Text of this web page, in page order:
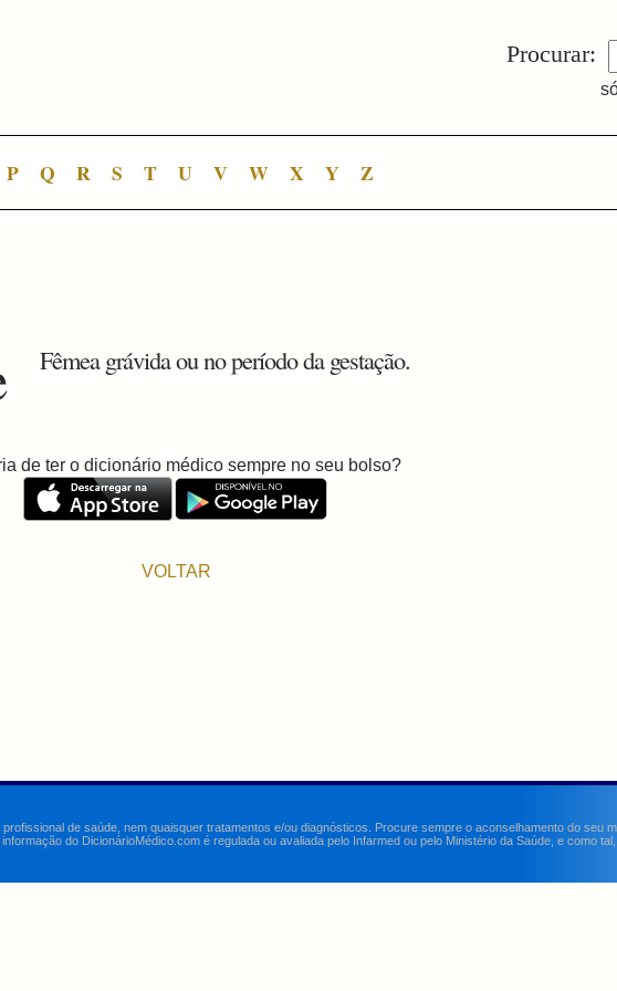
Procurar:
P Q R S T U V W X Y Z
Fêmea grávida ou no período da gestação.
de ter o dicionário médico sempre no seu bolso?
VOLTAR
de saúde, nem quaisquer tratamentos e/ou diagnósticos. Procure sempre o aconselhamento do seu
do DicionárioMédico.com é regulada ou avaliada pelo Infarmed ou pelo Ministério da Saúde, e como